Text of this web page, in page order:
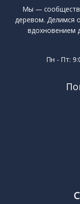
Мы —
деревом. Делимся
вдохновением
Пн - Пт: